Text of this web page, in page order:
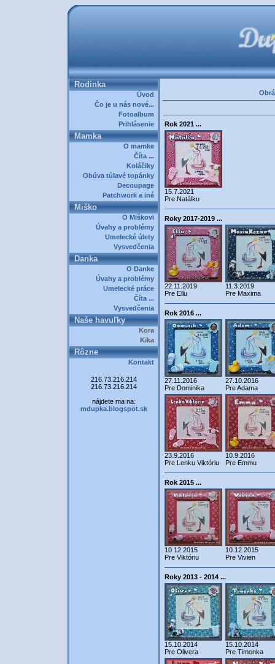
Rodinka
Úvod
Čo je u nás nové...
Fotoalbum
Prihlásenie
Mamka
O mamke
Číta ...
Koláčiky
Obúva túlavé topánky
Decoupage
Patchwork a iné
Miško
O Miškovi
Úvahy a problémy
Umelecké úlety
Vysvedčenia
Danka
O Danke
Úvahy a problémy
Umelecké práce
Číta ...
Vysvedčenia
Naše havuľky
Kora
Kika
Rôzne
Kontakt
216.73.216.214
216.73.216.214
nájdete ma na:
mdupka.blogspot.sk
Rok 2021 ...
15.7.2021
Pre Natálku
Roky 2017-2019 ...
22.11.2019
Pre Ellu
11.3.2019
Pre Maxima
Rok 2016 ...
27.11.2016
Pre Dominika
27.10.2016
Pre Adama
23.9.2016
Pre Lenku Viktóriu
10.9.2016
Pre Emmu
Rok 2015 ...
10.12.2015
Pre Viktóriu
10.12.2015
Pre Vivien
Roky 2013 - 2014 ...
15.10.2014
Pre Olivera
15.10.2014
Pre Timonka